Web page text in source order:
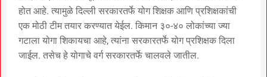
होत आहे. त्यामुळे दिल्ली सरकारतर्फे योग शिक्षक आणि प्रशिक्षकांची
एक मोठी टीम तयार करण्यात येईल. किमान ३०-४० लोकांच्या ज्या
गटाला योगा शिकायचा आहे, त्यांना सरकारतर्फे योग प्रशिक्षक दिला
जाईल. तसेच हे योगाचे वर्ग सरकारतर्फे चालवले जातील.